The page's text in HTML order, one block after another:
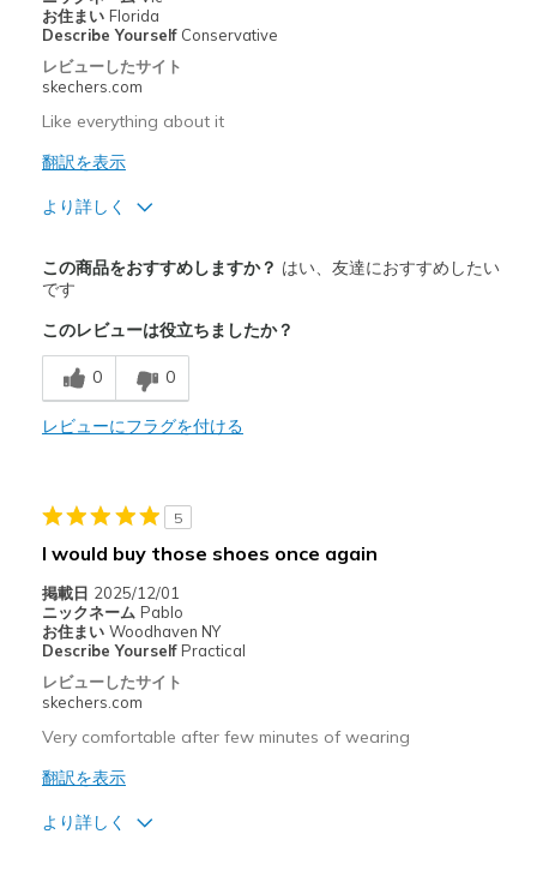
お住まい Florida
Describe Yourself Conservative
レビューしたサイト
skechers.com
Like everything about it
翻訳を表示
より詳しく
Attractive Design
Comfortable
商品が期待と異なったレビュー
Great shoe
Casual Wear
Width
Feels true to width
Sizing
View On Shoes
この商品をおすすめしますか？ はい、友達におすすめしたい
です
このレビューは役立ちましたか？
0 0
レビューにフラグを付ける
5
I would buy those shoes once again
掲載日 2025/12/01
ニックネーム Pablo
お住まい Woodhaven NY
Describe Yourself Practical
レビューしたサイト
skechers.com
Very comfortable after few minutes of wearing
翻訳を表示
より詳しく